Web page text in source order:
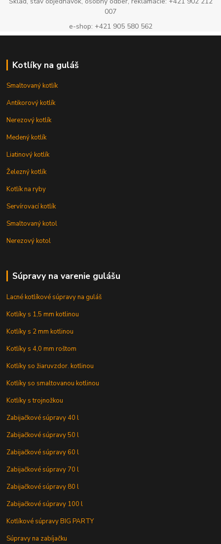
007
e-shop: +421 905 580 562
Kotlíky na guláš
Smaltovaný kotlík
Antikorový kotlík
Nerezový kotlík
Medený kotlík
Liatinový kotlík
Železný kotlík
Kotlík na ryby
Servírovací kotlík
Smaltovaný kotol
Nerezový kotol
Súpravy na varenie gulášu
Lacné kotlíkové súpravy na guláš
Kotlíky s 1,5 mm kotlinou
Kotlíky s 2 mm kotlinou
Kotlíky s 4,0 mm roštom
Kotlíky so žiaruvzdor. kotlinou
Kotlíky so smaltovanou kotlinou
Kotlíky s trojnožkou
Zabijačkové súpravy 40 l
Zabijačkové súpravy 50 l
Zabijačkové súpravy 60 l
Zabijačkové súpravy 70 l
Zabijačkové súpravy 80 l
Zabijačkové súpravy 100 l
Kotlíkové súpravy BIG PARTY
Súpravy na zabíjačku